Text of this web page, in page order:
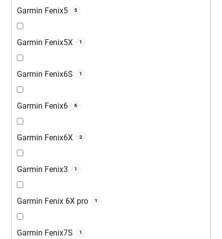
Garmin Fenix5 5
Garmin Fenix5X 1
Garmin Fenix6S 1
Garmin Fenix6 6
Garmin Fenix6X 2
Garmin Fenix3 1
Garmin Fenix 6X pro 1
Garmin Fenix7S 1